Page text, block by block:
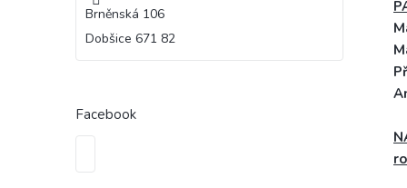
Brněnská 106
Dobšice 671 82
Facebook